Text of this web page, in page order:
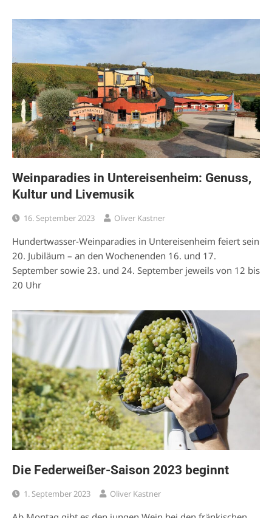
Weinparadies in Untereisenheim: Genuss,
Kultur und Livemusik
16. September 2023 Oliver Kastner
Hundertwasser-Weinparadies in Untereisenheim feiert sein
20. Jubiläum – an den Wochenenden 16. und 17.
September sowie 23. und 24. September jeweils von 12 bis
20 Uhr
Die Federweißer-Saison 2023 beginnt
1. September 2023 Oliver Kastner